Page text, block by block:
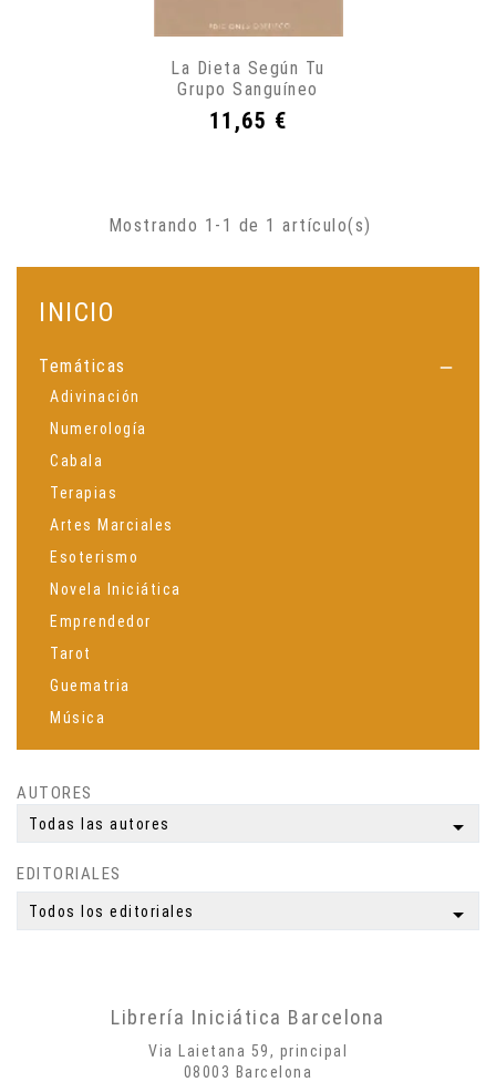
La Dieta Según Tu
Grupo Sanguíneo
Precio
11,65 €
Mostrando 1-1 de 1 artículo(s)
INICIO
Temáticas 
Adivinación
Numerología
Cabala
Terapias
Artes Marciales
Esoterismo
Novela Iniciática
Emprendedor
Tarot
Guematria
Música
Espiritualidad
Meditación
Yoga
Simbología
Mitología
AUTORES
Todas las autores arrow_drop_down
EDITORIALES
Todos los editoriales arrow_drop_down
Librería Iniciática Barcelona
Via Laietana 59, principal
08003 Barcelona